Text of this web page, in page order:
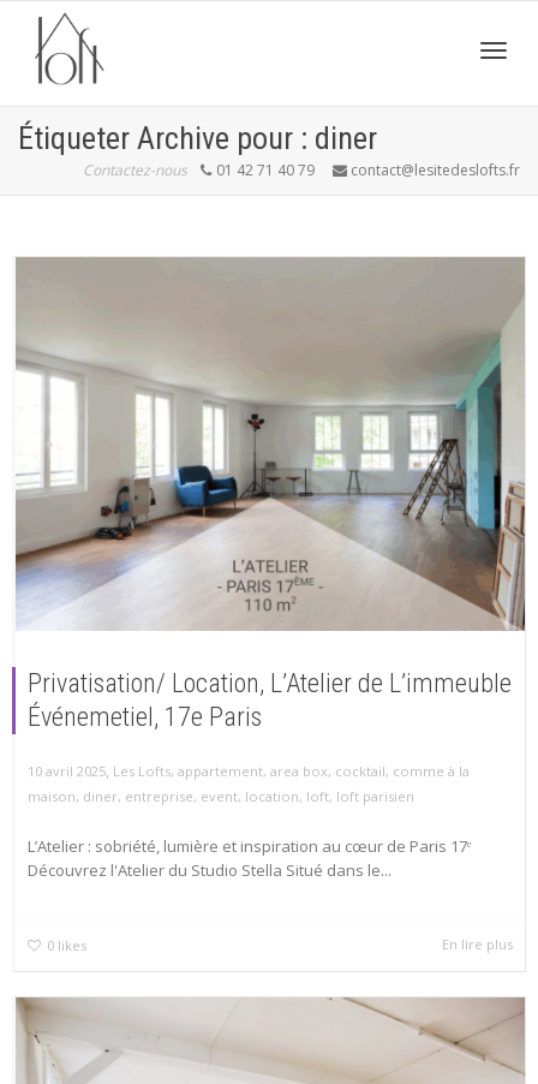
Étiqueter Archive pour : diner
Contactez-nous 01 42 71 40 79 contact@lesitedeslofts.fr
Privatisation/ Location, L’Atelier de L’immeuble
Événemetiel, 17e Paris
10 avril 2025, Les Lofts, appartement, area box, cocktail, comme à la
maison, diner, entreprise, event, location, loft, loft parisien
L’Atelier : sobriété, lumière et inspiration au cœur de Paris 17ᵉ
Découvrez l'Atelier du Studio Stella Situé dans le...
0 likes En lire plus